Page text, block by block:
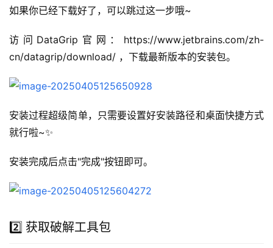
如果你已经下载好了，可以跳过这一步哦~
访问DataGrip官网：https://www.jetbrains.com/zh-
cn/datagrip/download/ ，下载最新版本的安装包。
安装过程超级简单，只需要设置好安装路径和桌面快捷方式
就行啦~✨
安装完成后点击"完成"按钮即可。
2️⃣ 获取破解工具包